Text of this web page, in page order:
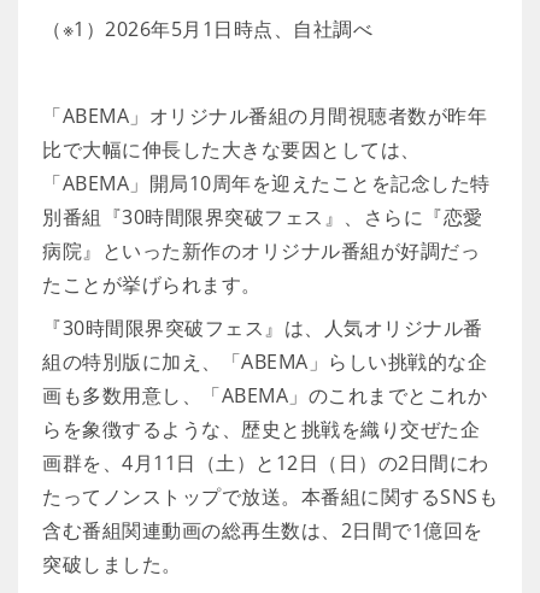
（※1）2026年5月1日時点、自社調べ
「ABEMA」オリジナル番組の月間視聴者数が昨年
比で大幅に伸長した大きな要因としては、
「ABEMA」開局10周年を迎えたことを記念した特
別番組『30時間限界突破フェス』、さらに『恋愛
病院』といった新作のオリジナル番組が好調だっ
たことが挙げられます。
『30時間限界突破フェス』は、人気オリジナル番
組の特別版に加え、「ABEMA」らしい挑戦的な企
画も多数用意し、「ABEMA」のこれまでとこれか
らを象徴するような、歴史と挑戦を織り交ぜた企
画群を、4月11日（土）と12日（日）の2日間にわ
たってノンストップで放送。本番組に関するSNSも
含む番組関連動画の総再生数は、2日間で1億回を
突破しました。